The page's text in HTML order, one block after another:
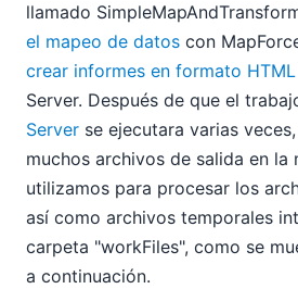
llamado
el mapeo de datos con
crear informes en formato HTML
Server. Después de que el
Server se ejecutara varias
muchos archivos de salida en la
utilizamos para procesar los
así como archivos temporales
carpeta "workFiles", como se
a continuación.